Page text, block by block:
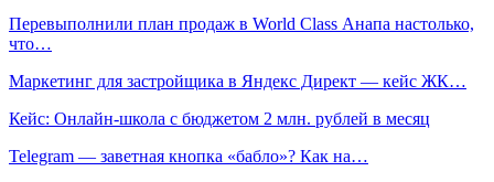
Перевыполнили план продаж в World Class Анапа настолько,
что…
Маркетинг для застройщика в Яндекс Директ — кейс ЖК…
Кейс: Онлайн-школа с бюджетом 2 млн. рублей в месяц
Telegram — заветная кнопка «бабло»? Как на…